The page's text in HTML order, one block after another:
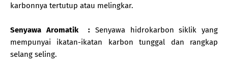
karbonnya tertutup atau melingkar.
Senyawa Aromatik : Senyawa hidrokarbon siklik yang
mempunyai ikatan-ikatan karbon tunggal dan rangkap
selang seling.